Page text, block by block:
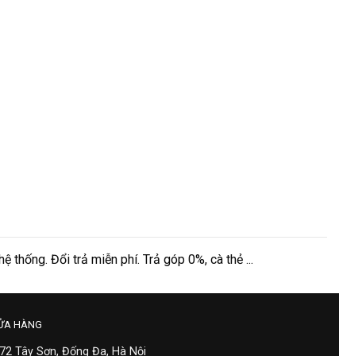
thống. Đổi trả miễn phí. Trả góp 0%, cà thẻ ...
HÀNG
Tây Sơn, Đống Đa, Hà Nội